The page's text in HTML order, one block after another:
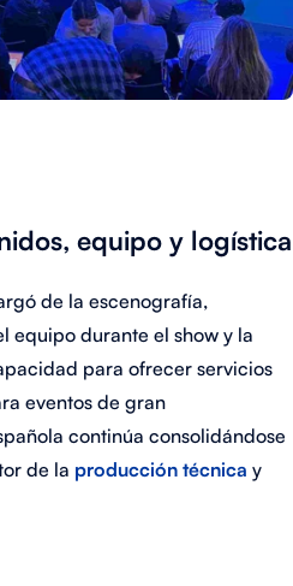
equipo y logística
de la escenografía,
equipo durante el show y la
para ofrecer servicios
eventos de gran
continúa consolidándose
de la producción técnica y